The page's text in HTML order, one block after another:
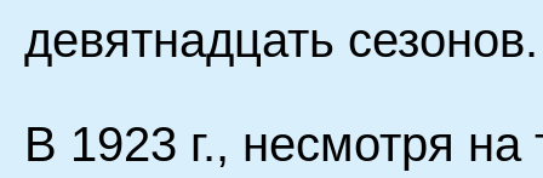
девятнадцать сезонов.
В 1923 г., несмотря на